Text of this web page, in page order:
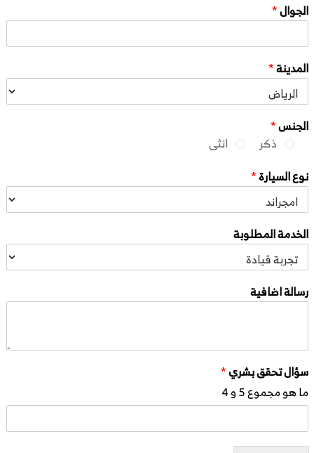
الجوال*
المدينة*
الجنس*
ذكر
انثى
نوع السيارة*
الخدمة المطلوبة
رسالة اضافية
سؤال تحقق بشري*
ما هو مجموع 5 و 4